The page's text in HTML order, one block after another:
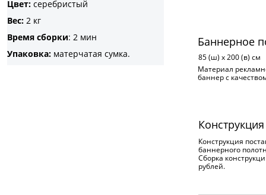
Цвет: серебристый
Вес: 2 кг
Время сборки: 2 мин
Упаковка: матерчатая сумка.
Баннерное
85 (ш) х 200 (в) см
Материал
баннер с
Конструкция
баннерного
Сборка
рублей.